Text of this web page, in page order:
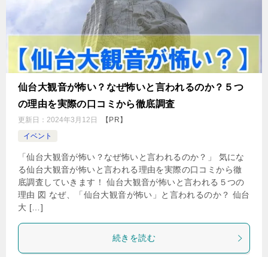
仙台大観音が怖い？なぜ怖いと言われるのか？５つ
の理由を実際の口コミから徹底調査
更新日： 2024年3月12日
イベント
【PR】
「仙台大観音が怖い？なぜ怖いと言われるのか？」 気にな
る仙台大観音が怖いと言われる理由を実際の口コミから徹
底調査していきます！ 仙台大観音が怖いと言われる５つの
理由 図 なぜ、「仙台大観音が怖い」と言われるのか？ 仙台
大 […]
続きを読む